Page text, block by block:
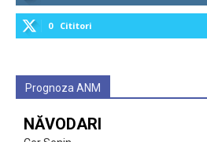
0 Cititori
Prognoza ANM
NĂVODARI